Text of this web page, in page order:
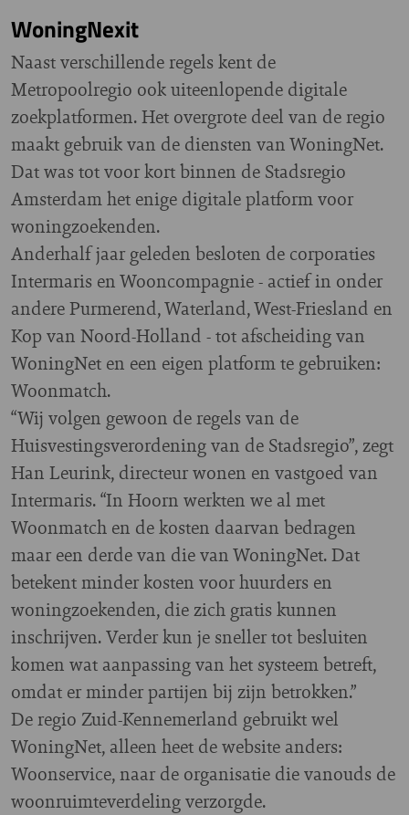
WoningNexit
Naast verschillende regels kent de
Metropoolregio ook uiteenlopende digitale
zoekplatformen. Het overgrote deel van de regio
maakt gebruik van de diensten van WoningNet.
Dat was tot voor kort binnen de Stadsregio
Amsterdam het enige digitale platform voor
woningzoekenden.
Anderhalf jaar geleden besloten de corporaties
Intermaris en Wooncompagnie - actief in onder
andere Purmerend, Waterland, West-Friesland en
Kop van Noord-Holland - tot afscheiding van
WoningNet en een eigen platform te gebruiken:
Woonmatch.
“Wij volgen gewoon de regels van de
Huisvestingsverordening van de Stadsregio”, zegt
Han Leurink, directeur wonen en vastgoed van
Intermaris. “In Hoorn werkten we al met
Woonmatch en de kosten daarvan bedragen
maar een derde van die van WoningNet. Dat
betekent minder kosten voor huurders en
woningzoekenden, die zich gratis kunnen
inschrijven. Verder kun je sneller tot besluiten
komen wat aanpassing van het systeem betreft,
omdat er minder partijen bij zijn betrokken.”
De regio Zuid-Kennemerland gebruikt wel
WoningNet, alleen heet de website anders:
Woonservice, naar de organisatie die vanouds de
woonruimteverdeling verzorgde.